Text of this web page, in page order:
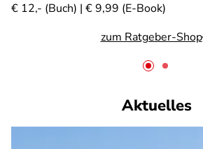
€ 12,- (Buch) | € 9,99 (E-Book)
zum Ratgeber-Shop
Aktuelles